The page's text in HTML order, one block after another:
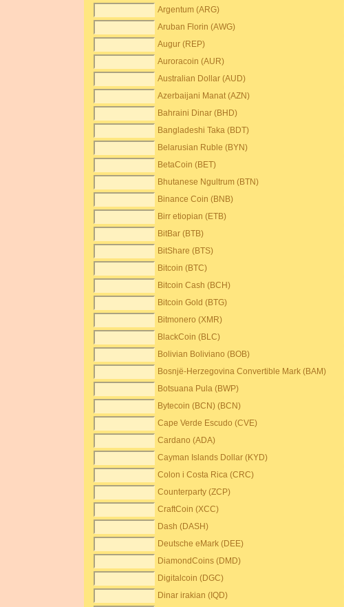
Argentum (ARG)
Aruban Florin (AWG)
Augur (REP)
Auroracoin (AUR)
Australian Dollar (AUD)
Azerbaijani Manat (AZN)
Bahraini Dinar (BHD)
Bangladeshi Taka (BDT)
Belarusian Ruble (BYN)
BetaCoin (BET)
Bhutanese Ngultrum (BTN)
Binance Coin (BNB)
Birr etiopian (ETB)
BitBar (BTB)
BitShare (BTS)
Bitcoin (BTC)
Bitcoin Cash (BCH)
Bitcoin Gold (BTG)
Bitmonero (XMR)
BlackCoin (BLC)
Bolivian Boliviano (BOB)
Bosnjë-Herzegovina Convertible Mark (BAM)
Botsuana Pula (BWP)
Bytecoin (BCN) (BCN)
Cape Verde Escudo (CVE)
Cardano (ADA)
Cayman Islands Dollar (KYD)
Colon i Costa Rica (CRC)
Counterparty (ZCP)
CraftCoin (XCC)
Dash (DASH)
Deutsche eMark (DEE)
DiamondCoins (DMD)
Digitalcoin (DGC)
Dinar irakian (IQD)